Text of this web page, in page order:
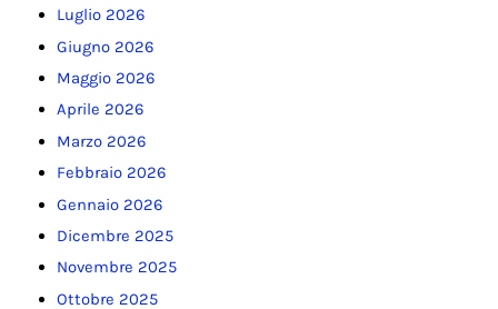
Luglio 2026
Giugno 2026
Maggio 2026
Aprile 2026
Marzo 2026
Febbraio 2026
Gennaio 2026
Dicembre 2025
Novembre 2025
Ottobre 2025